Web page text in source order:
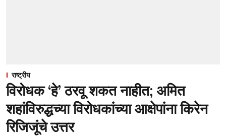
राष्ट्रीय
विरोधक ‘हे’ ठरवू शकत नाहीत; अमित
शहांविरुद्धच्या विरोधकांच्या आक्षेपांना किरेन
रिजिजूंचे उत्तर